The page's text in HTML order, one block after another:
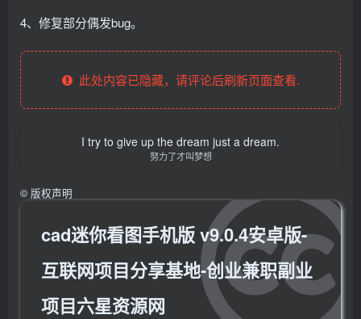
4、修复部分偶发bug。
此处内容已隐藏，请评论后刷新页面查看.
I try to give up the dream just a dream.
努力了才叫梦想
© 版权声明
cad迷你看图手机版 v9.0.4安卓版-
互联网项目分享基地-创业兼职副业
项目六星资源网